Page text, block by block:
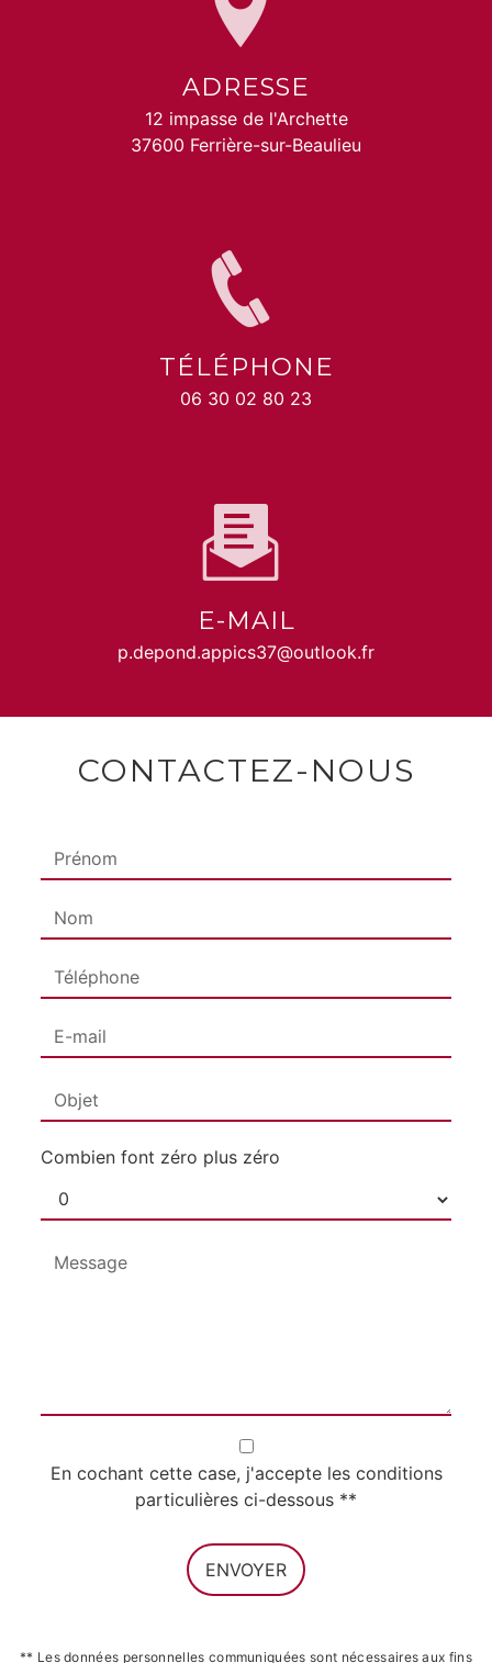
ADRESSE
12 impasse de l'Archette
37600 Ferrière-sur-Beaulieu
TÉLÉPHONE
06 30 02 80 23
E-MAIL
p.depond.appics37@outlook.fr
CONTACTEZ-NOUS
Combien font zéro plus zéro
En cochant cette case, j'accepte les conditions
particulières ci-dessous **
ENVOYER
** Les données personnelles communiquées sont nécessaires aux fins